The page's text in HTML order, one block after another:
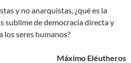
y no anarquistas, ¿qué es la
sublime de democracia directa y
seres humanos?
Máximo Eléutheros